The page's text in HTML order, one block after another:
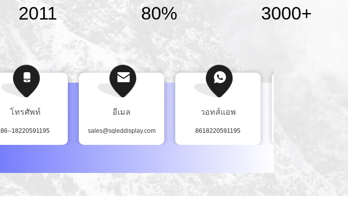
2011 80% 3000+
โทรศัพท์
86--18220591195
อีเมล
sales@sqleddisplay.com
วอทส์แอพ
8618220591195